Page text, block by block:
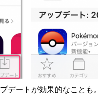
デートが効果的なことも。